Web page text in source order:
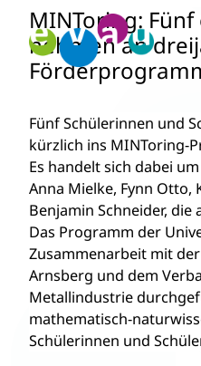
Zum
Inhalt
springen
MINToring:
nehmen an
Fünf Schülerinnen und
kürzlich ins MINToring-
Es handelt sich dabei
Anna Mielke, Fynn Otto,
Benjamin Schneider, die
Das Programm der
Zusammenarbeit mit
Arnsberg und dem
Metallindustrie
mathematisch-
Schülerinnen und